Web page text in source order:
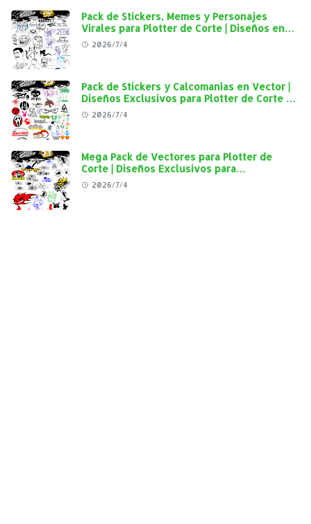
Pack de Stickers, Memes y Personajes
Virales para Plotter de Corte | Diseños en
Alta Calidad
2026/7/4
Pack de Stickers y Calcomanías en Vector |
Diseños Exclusivos para Plotter de Corte y
Personalización Automotriz
2026/7/4
Mega Pack de Vectores para Plotter de
Corte | Diseños Exclusivos para
Personalización Automotriz
2026/7/4